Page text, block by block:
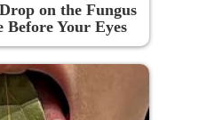
on the Fungus
Your Eyes